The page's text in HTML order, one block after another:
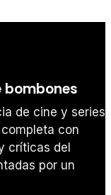
bombones
de cine y series.
con
críticas del
por un